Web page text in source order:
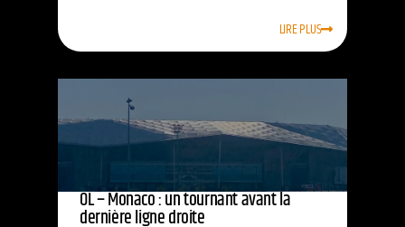
LIRE PLUS
OL – Monaco : un tournant avant la
dernière ligne droite